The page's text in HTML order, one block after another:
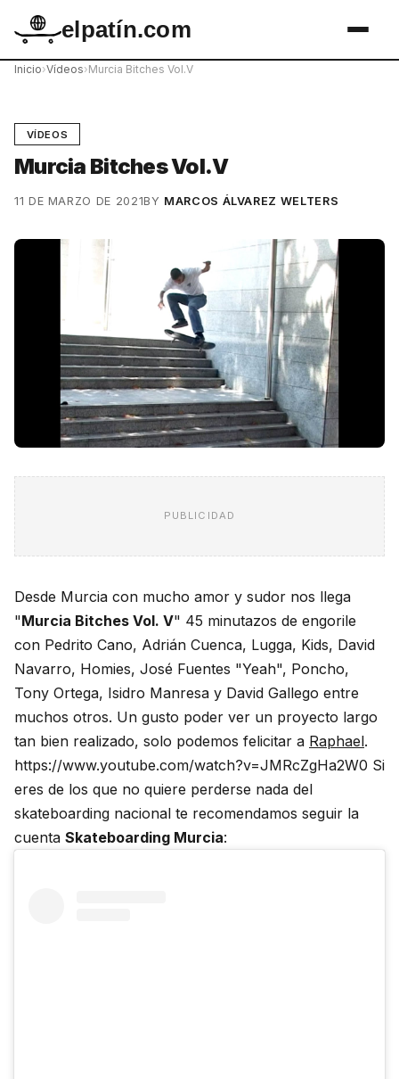
elpatín.com
Inicio›Vídeos›Murcia Bitches Vol.V
VÍDEOS
Murcia Bitches Vol.V
11 DE MARZO DE 2021BY MARCOS ÁLVAREZ WELTERS
PUBLICIDAD
Desde Murcia con mucho amor y sudor nos llega
"Murcia Bitches Vol. V" 45 minutazos de engorile
con Pedrito Cano, Adrián Cuenca, Lugga, Kids, David
Navarro, Homies, José Fuentes "Yeah", Poncho,
Tony Ortega, Isidro Manresa y David Gallego entre
muchos otros. Un gusto poder ver un proyecto largo
tan bien realizado, solo podemos felicitar a Raphael.
https://www.youtube.com/watch?v=JMRcZgHa2W0 Si
eres de los que no quiere perderse nada del
skateboarding nacional te recomendamos seguir la
cuenta Skateboarding Murcia: